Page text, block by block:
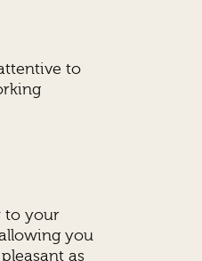
to
to your
you
as